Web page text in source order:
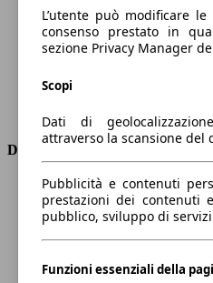
Coppia
240
Cilindrata
Carburante
Trasmissione
Dimensioni
Lunghezza
Altezza
Larghezza
Peso massimo
L’utente può modificare
consenso prestato in
sezione Privacy Manager
Scopi
Dati di
attraverso la scansione del
Pubblicità e contenuti
prestazioni dei contenuti
pubblico, sviluppo di servizi
Funzioni essenziali della